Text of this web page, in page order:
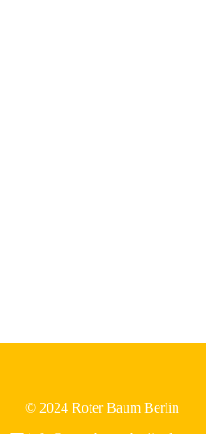
© 2024 Roter Baum Berlin